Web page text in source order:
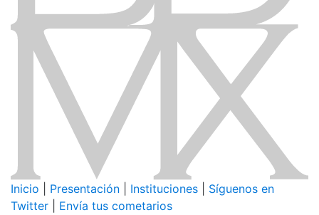
Inicio Presentación Instituciones
Síguenos en
Twitter
Envía tus cometarios